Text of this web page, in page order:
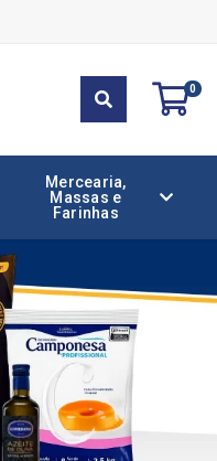
0
Mercearia,
Massas e
Farinhas